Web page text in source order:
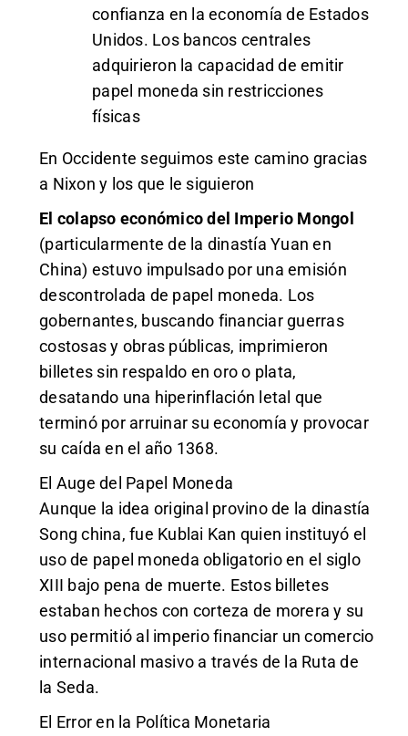
confianza en la economía de Estados
Unidos. Los bancos centrales
adquirieron la capacidad de emitir
papel moneda sin restricciones
físicas
En Occidente seguimos este camino gracias
a Nixon y los que le siguieron
El colapso económico del Imperio Mongol
(particularmente de la dinastía Yuan en
China) estuvo impulsado por una emisión
descontrolada de papel moneda. Los
gobernantes, buscando financiar guerras
costosas y obras públicas, imprimieron
billetes sin respaldo en oro o plata,
desatando una hiperinflación letal que
terminó por arruinar su economía y provocar
su caída en el año 1368.
El Auge del Papel Moneda
Aunque la idea original provino de la dinastía
Song china, fue Kublai Kan quien instituyó el
uso de papel moneda obligatorio en el siglo
XIII bajo pena de muerte. Estos billetes
estaban hechos con corteza de morera y su
uso permitió al imperio financiar un comercio
internacional masivo a través de la Ruta de
la Seda.
El Error en la Política Monetaria